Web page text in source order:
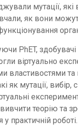
мутації, які
як вони
PhET, здобувачі
віртуально
властивостями та
як мутації, вибір,
теорію та
у практичній роботі.